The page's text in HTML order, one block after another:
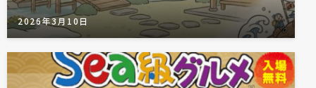
2026年3月10日